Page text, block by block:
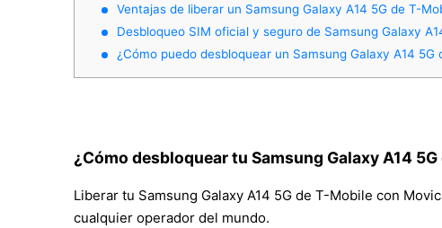
Ventajas de liberar un Samsung Galaxy A14 5G de T-
Desbloqueo SIM oficial y seguro de Samsung Galaxy
¿Cómo puedo desbloquear un Samsung Galaxy A14 5G
¿Cómo desbloquear tu Samsung Galaxy A14
Liberar tu Samsung Galaxy A14 5G de T-Mobile con
cualquier operador del mundo.